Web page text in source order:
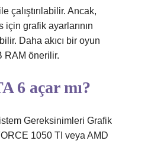
çalıştırılabilir. Ancak,
grafik ayarlarının
Daha akıcı bir oyun
RAM önerilir.
6 açar mı?
Gereksinimleri Grafik
1050 TI veya AMD